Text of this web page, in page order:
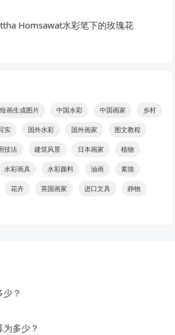
Homsawat水彩笔下的玫瑰花
画生成图片 中国水彩 中国画家 乡村
实 国外水彩 国外画家 图文教程
技法 建筑风景 日本画家 植物
水彩画具 水彩颜料 油画 素描
花卉 英国画家 进口文具 静物
？
多少？